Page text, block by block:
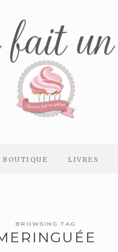
BOUTIQUE LIVRES
BROWSING TAG